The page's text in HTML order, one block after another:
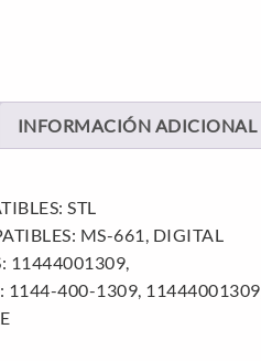
INFORMACIÓN ADICIONAL
STL
MS-661, DIGITAL
11444001309,
1144-400-1309, 11444001309,